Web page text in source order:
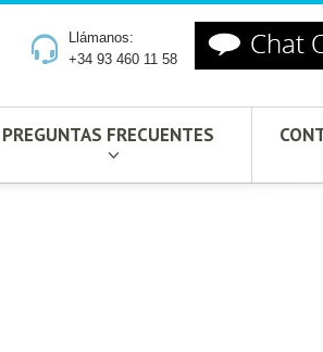
Llámanos:
+34 93 460 11 58
PREGUNTAS FRECUENTES